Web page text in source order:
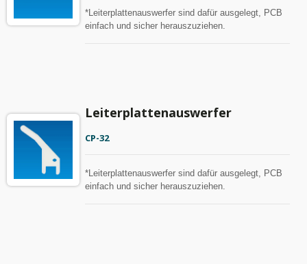
*Leiterplattenauswerfer sind dafür ausgelegt, PCB
einfach und sicher herauszuziehen.
Leiterplattenauswerfer
CP-32
*Leiterplattenauswerfer sind dafür ausgelegt, PCB
einfach und sicher herauszuziehen.